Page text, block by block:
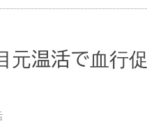
元温活で血行促